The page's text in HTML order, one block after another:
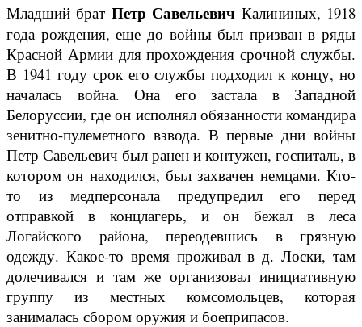
Младший брат Петр Савельевич Калининых, 1918
года рождения, еще до войны был призван в ряды
Красной Армии для прохождения срочной службы.
В 1941 году срок его службы подходил к концу, но
началась война. Она его застала в Западной
Белоруссии, где он исполнял обязанности командира
зенитно-пулеметного взвода. В первые дни войны
Петр Савельевич был ранен и контужен, госпиталь, в
котором он находился, был захвачен немцами. Кто-
то из медперсонала предупредил его перед
отправкой в концлагерь, и он бежал в леса
Логайского района, переодевшись в грязную
одежду. Какое-то время проживал в д. Лоски, там
долечивался и там же организовал инициативную
группу из местных комсомольцев, которая
занималась сбором оружия и боеприпасов.